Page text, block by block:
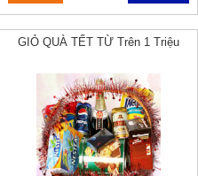
GIỎ QUÀ TẾT TỪ Trên 1 Triệu